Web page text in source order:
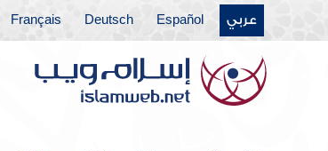
عربي Español
Deutsch
Français